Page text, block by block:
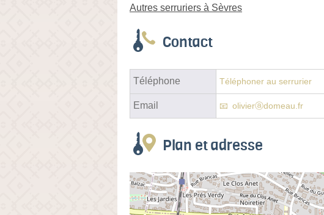
Autres serruriers à Sèvres
Contact
Téléphone Téléphoner au serrurier
Email olivierⓐdomeau.fr
Plan et adresse